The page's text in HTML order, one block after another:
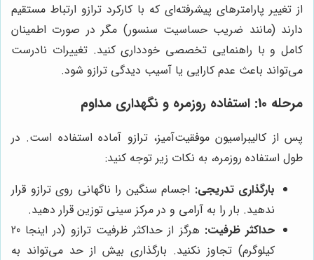
از تغییر پارامترهای پیشرفته‌ای که با کارکرد ترازو ارتباط مستقیم
دارند (مانند ضریب حساسیت سنسور) مگر در صورت اطمینان
کامل و با راهنمایی تخصصی خودداری کنید. تغییرات نادرست
می‌تواند باعث عدم کارایی یا آسیب دیدگی ترازو شود.
مرحله 10: استفاده روزمره و نگهداری مداوم
پس از کالیبراسیون موفقیت‌آمیز، ترازو آماده استفاده است. در
طول استفاده روزمره، به نکات زیر توجه کنید:
بارگذاری تدریجی: اجسام سنگین را ناگهانی روی ترازو قرار
ندهید. بار را به آرامی و در مرکز سینی توزین قرار دهید.
حداکثر ظرفیت:
هرگز از حداکثر ظرفیت ترازو (در اینجا 20
کیلوگرم) تجاوز نکنید. بارگذاری بیش از حد می‌تواند به